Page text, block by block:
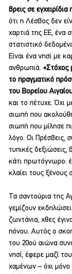
βρεις σε εγχειρίδια
ότι η Λέσβος δεν
χαρτιά της ΕΕ, ένα
στατιστικό
Είναι ένα νησί με
ανθρωπιά. «Στόχος
το πραγματικό
του Βορείου
και το πέτυχε. Όχι
σιωπή που
σιωπή που μίλησε
λόγο. Οι Πρέσβεις,
τυπικές
κάτι πρωτόγνωρο:
κλαίει τους ξένους
Τα σαντούρια της
γεμίζουν
ζωντάνια, χθες
πόνου. Αυτός ο
του 20ού αιώνα
νησί, έφερε μαζί
χαμένων – όχι μόνο